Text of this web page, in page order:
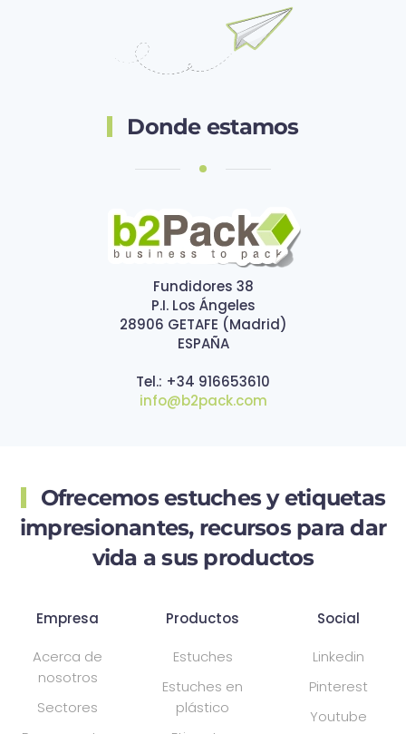
Donde estamos
Fundidores 38
P.I. Los Ángeles
28906 GETAFE (Madrid)
ESPAÑA
Tel.: +34 916653610
info@b2pack.com
Ofrecemos estuches y etiquetas
impresionantes, recursos para dar
vida a sus productos
Empresa
Acerca de
nosotros
Sectores
Productos
Estuches
Estuches en
plástico
Social
Linkedin
Pinterest
Youtube